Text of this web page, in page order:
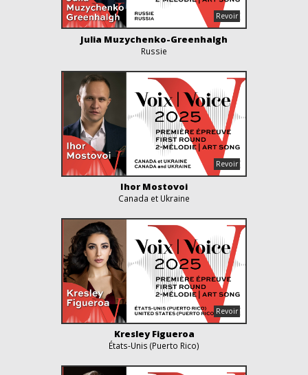
Julia Muzychenko-Greenhalgh
Russie
Ihor Mostovoi
Canada et Ukraine
Kresley Figueroa
États-Unis (Puerto Rico)